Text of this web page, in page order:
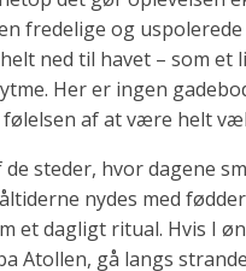
fredelige og
ned til havet – som et
Her er ingen
af at være helt
steder, hvor dagene
nydes med
et dagligt ritual. Hvis I
Atollen, gå langs